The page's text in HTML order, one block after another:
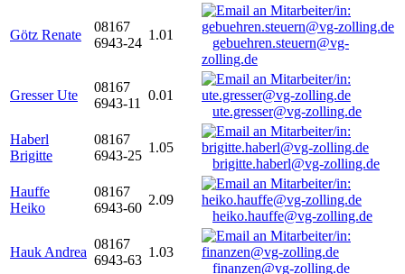
Götz Renate
08167
6943-24
1.01
gebuehren.steuern@vg-
zolling.de
Gresser Ute
08167
6943-11
0.01
ute.gresser@vg-zolling.de
Haberl
Brigitte
08167
6943-25
1.05
brigitte.haberl@vg-zolling.de
Hauffe
Heiko
08167
6943-60
2.09
heiko.hauffe@vg-zolling.de
Hauk Andrea
08167
6943-63
1.03
finanzen@vg-zolling.de